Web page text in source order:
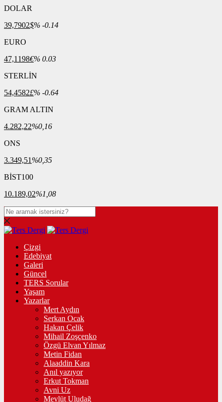
DOLAR
39,7902$% -0.14
EURO
47,1198€% 0.03
STERLİN
54,4582£% -0.64
GRAM ALTIN
4.282,22%0,16
ONS
3.349,51 %0,35
BİST100
10.189,02%1,08
Çizgi
Edebiyat
Galeri
Güncel
TERS Sorular
Yaşam
Yazarlar
Mert Aydın
Serkan Ocak
Hakan Çelik
Mihail Zoşçenko
Özgü Elvan Yılmaz
Metin Fidan
Alaaddin Kara
Anıl yazıyor
Erkut Tokman
Avni Uz
Mevlüt Uludağ